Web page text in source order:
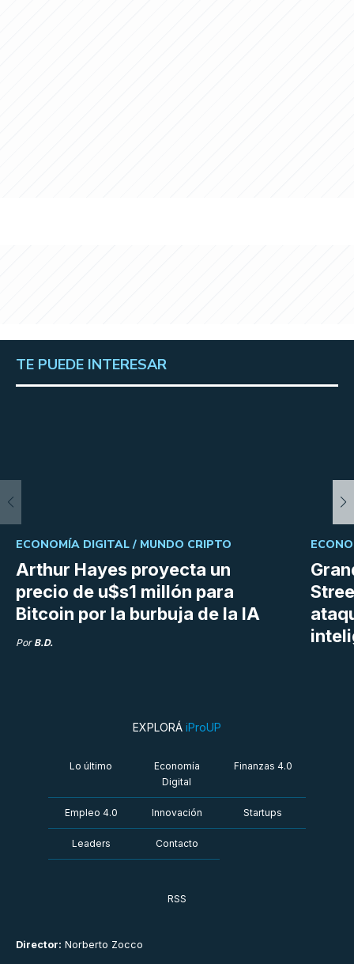
TE PUEDE INTERESAR
Arthur Hayes proyecta un
precio de u$s1 millón para
Bitcoin por la burbuja de la IA
ECONOMÍA DIGITAL / MUNDO CRIPTO
Por B.D.
Director: Norberto Zocco
EXPLORÁ iProUP
Lo último
Economía
Digital
Finanzas 4.0
Empleo 4.0 Innovación Startups
Leaders Contacto
RSS